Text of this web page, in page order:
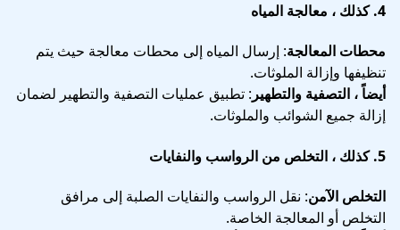
4. كذلك ، معالجة المياه
محطات المعالجة: إرسال المياه إلى محطات معالجة حيث يتم
تنظيفها وإزالة الملوثات.
أيضاً ، التصفية والتطهير: تطبيق عمليات التصفية والتطهير لضمان
إزالة جميع الشوائب والملوثات.
5. كذلك ، التخلص من الرواسب والنفايات
التخلص الآمن: نقل الرواسب والنفايات الصلبة إلى مرافق
التخلص أو المعالجة الخاصة.